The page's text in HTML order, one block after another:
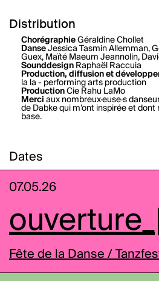
Distribution
Chorégraphie Géraldine Chollet
Danse Jessica Tasmin Allemman,
Guex, Maïté Maeum Jeannolin,
Sounddesign Raphaël Raccuia
Production, diffusion et
la la - performing arts production
Production Cie Rahu LaMo
Merci aux nombreux·euse·s
de Dabke qui m’ont inspirée et
base.
Dates
07.05.26
Fête de la Danse /